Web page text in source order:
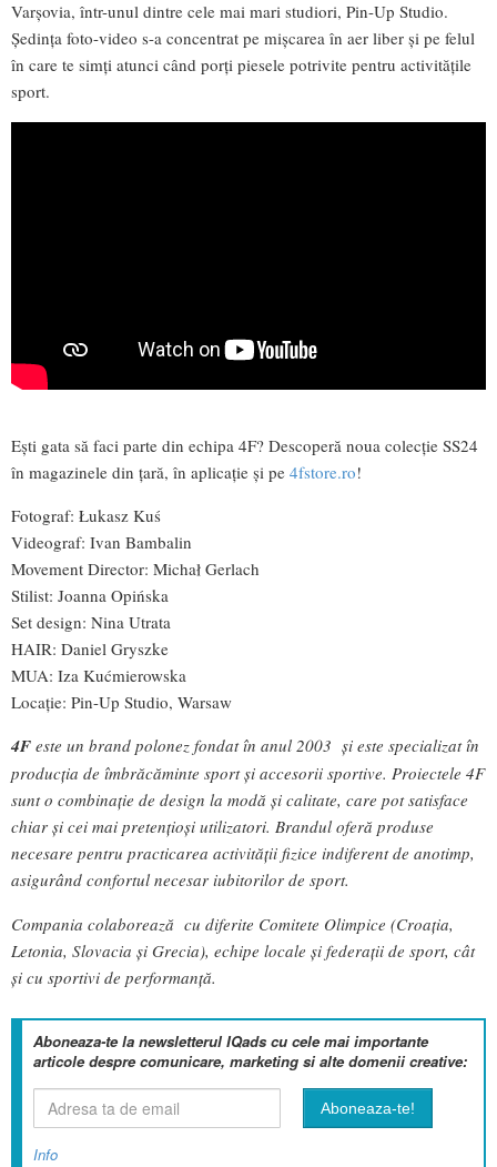
Varşovia, într-unul dintre cele mai mari studiori, Pin-Up Studio.
Şedinţa foto-video s-a concentrat pe mișcarea în aer liber și pe felul
în care te simți atunci când porți piesele potrivite pentru activitățile
sport.
Ești gata să faci parte din echipa 4F? Descoperă noua colecție SS24
în magazinele din țară, în aplicație și pe 4fstore.ro!
Fotograf: Łukasz Kuś
Videograf: Ivan Bambalin
Movement Director: Michał Gerlach
Stilist: Joanna Opińska
Set design: Nina Utrata
HAIR: Daniel Gryszke
MUA: Iza Kućmierowska
Locație: Pin-Up Studio, Warsaw
4F este un brand polonez fondat în anul 2003 şi este specializat în
producţia de îmbrăcăminte sport şi accesorii sportive. Proiectele 4F
sunt o combinaţie de design la modă şi calitate, care pot satisface
chiar şi cei mai pretenţioşi utilizatori. Brandul oferă produse
necesare pentru practicarea activităţii fizice indiferent de anotimp,
asigurând confortul necesar iubitorilor de sport.
Compania colaborează cu diferite Comitete Olimpice (Croaţia,
Letonia, Slovacia şi Grecia), echipe locale şi federaţii de sport, cât
şi cu sportivi de performanţă.
Aboneaza-te la newsletterul IQads cu cele mai importante
articole despre comunicare, marketing si alte domenii creative:
Info